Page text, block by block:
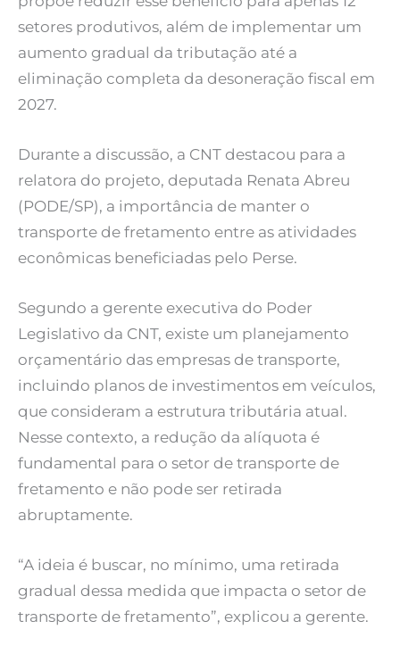
setores produtivos, além de implementar um
aumento gradual da tributação até a
eliminação completa da desoneração fiscal em
2027.
Durante a discussão, a CNT destacou para a
relatora do projeto, deputada Renata Abreu
(PODE/SP), a importância de manter o
transporte de fretamento entre as atividades
econômicas beneficiadas pelo Perse.
Segundo a gerente executiva do Poder
Legislativo da CNT, existe um planejamento
orçamentário das empresas de transporte,
incluindo planos de investimentos em veículos,
que consideram a estrutura tributária atual.
Nesse contexto, a redução da alíquota é
fundamental para o setor de transporte de
fretamento e não pode ser retirada
abruptamente.
“A ideia é buscar, no mínimo, uma retirada
gradual dessa medida que impacta o setor de
transporte de fretamento”, explicou a gerente.